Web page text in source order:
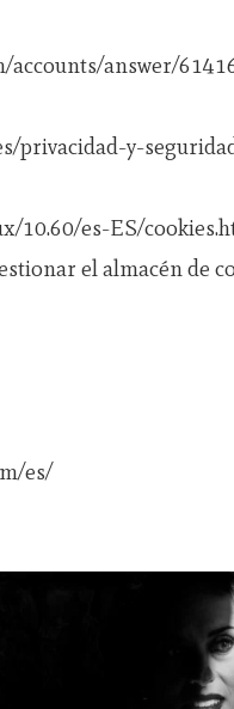
answer/
privacidad-y-
10.60/es-ES/
el almacén de
es/